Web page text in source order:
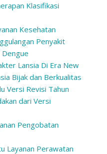
Klasifikasi
Kesehatan
Penyakit
Lansia Di Era New
Bijak dan Berkualitas
Versi Revisi Tahun
dari Versi
Pengobatan
Layanan Perawatan